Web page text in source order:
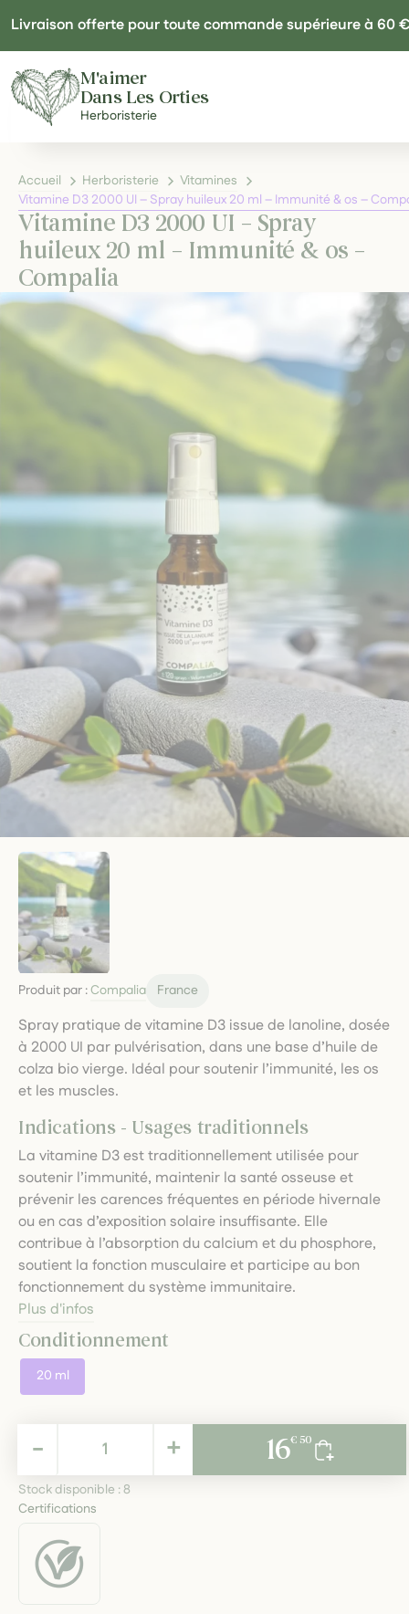
Livraison offerte pour toute commande supérieure à 60 €
M'aimer
Dans Les Orties
Herboristerie
Accueil Herboristerie
Vitamines
Vitamine D3 2000 UI – Spray huileux 20 ml – Immunité & os –
Vitamine D3 2000 UI – Spray
huileux 20 ml – Immunité & os –
Compalia
Produit par :Compalia France
Spray pratique de vitamine D3 issue de lanoline, dosée
à 2000 UI par pulvérisation, dans une base d’huile de
colza bio vierge. Idéal pour soutenir l’immunité, les os
et les muscles.
Indications - Usages traditionnels
La vitamine D3 est traditionnellement utilisée pour
soutenir l’immunité, maintenir la santé osseuse et
prévenir les carences fréquentes en période hivernale
ou en cas d’exposition solaire insuffisante. Elle
contribue à l’absorption du calcium et du phosphore,
soutient la fonction musculaire et participe au bon
fonctionnement du système immunitaire.
Plus d'infos
Conditionnement
20 ml
16,50 € TTC+
- 16€ 50
Stock disponible :8
Certifications